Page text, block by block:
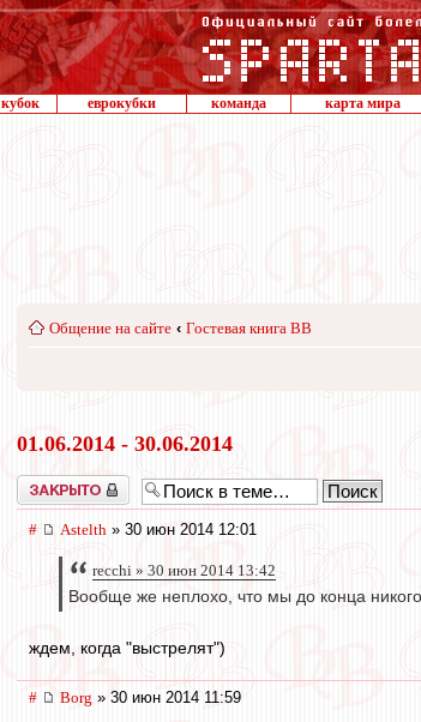
кубок еврокубки команда карта мира
Общение на сайте ‹ Гостевая книга ВВ
01.06.2014 - 30.06.2014
Закрыто
# Astelth » 30 июн 2014 12:01
recchi » 30 июн 2014 13:42
Вообще же неплохо, что мы до конца
ждем, когда "выстрелят")
# Borg » 30 июн 2014 11:59